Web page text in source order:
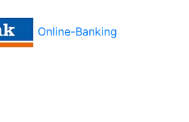
Online-Banking